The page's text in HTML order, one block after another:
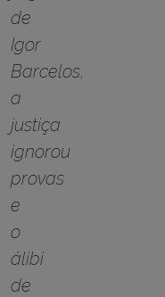
de
Igor
Barcelos,
a
justiça
ignorou
provas
e
o
álibi
de